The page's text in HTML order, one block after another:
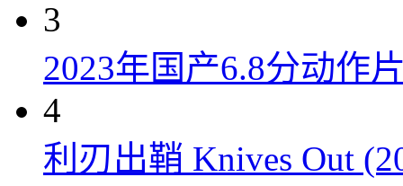
3
2023年国产6.8分动作
4
利刃出鞘 Knives Out